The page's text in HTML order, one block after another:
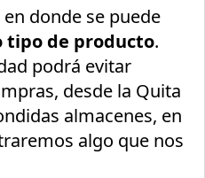
donde se puede
tipo de producto.
podrá evitar
desde la Quita
almacenes, en
algo que nos